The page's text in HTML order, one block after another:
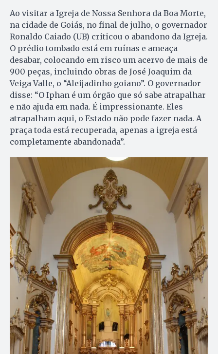
Ao visitar a Igreja de Nossa Senhora da Boa Morte,
na cidade de Goiás, no final de julho, o governador
Ronaldo Caiado (UB) criticou o abandono da Igreja.
O prédio tombado está em ruínas e ameaça
desabar, colocando em risco um acervo de mais de
900 peças, incluindo obras de José Joaquim da
Veiga Valle, o “Aleijadinho goiano”. O governador
disse: “O Iphan é um órgão que só sabe atrapalhar
e não ajuda em nada. É impressionante. Eles
atrapalham aqui, o Estado não pode fazer nada. A
praça toda está recuperada, apenas a igreja está
completamente abandonada”.